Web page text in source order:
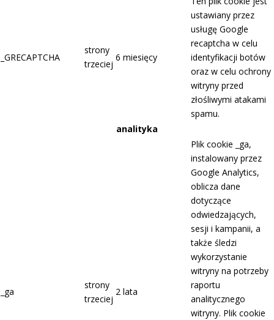
_GRECAPTCHA
strony
trzeciej
6 miesięcy
ustawiany przez
usługę Google
recaptcha w celu
identyfikacji botów
oraz w celu ochrony
witryny przed
złośliwymi atakami
spamu.
analityka
_ga
strony
trzeciej
2 lata
Plik cookie _ga,
instalowany przez
Google Analytics,
oblicza dane
dotyczące
odwiedzających,
sesji i kampanii, a
także śledzi
wykorzystanie
witryny na potrzeby
raportu
analitycznego
witryny. Plik cookie